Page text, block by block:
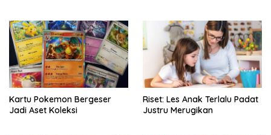
Kartu Pokemon Bergeser
Jadi Aset Koleksi
Riset: Les Anak Terlalu Padat
Justru Merugikan